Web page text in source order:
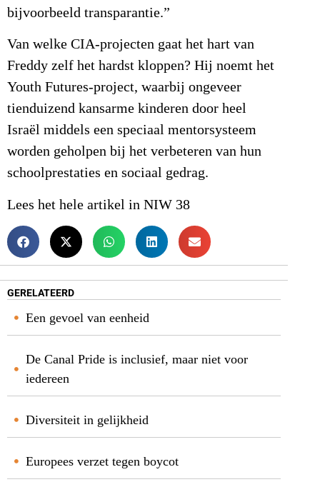
bijvoorbeeld transparantie.”
Van welke CIA-projecten gaat het hart van
Freddy zelf het hardst kloppen? Hij noemt het
Youth Futures-project, waarbij ongeveer
tienduizend kansarme kinderen door heel
Israël middels een speciaal mentorsysteem
worden geholpen bij het verbeteren van hun
schoolprestaties en sociaal gedrag.
Lees het hele artikel in NIW 38
GERELATEERD
Een gevoel van eenheid
De Canal Pride is inclusief, maar niet voor
iedereen
Diversiteit in gelijkheid
Europees verzet tegen boycot